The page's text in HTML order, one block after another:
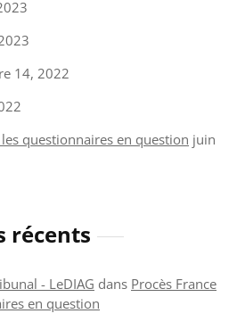
14, 2022
questionnaires en question juin
récents
- LeDIAG dans Procès France
en question